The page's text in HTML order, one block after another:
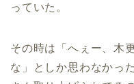
っていた。
その時は「へぇー、木
な」としか思わなかっ